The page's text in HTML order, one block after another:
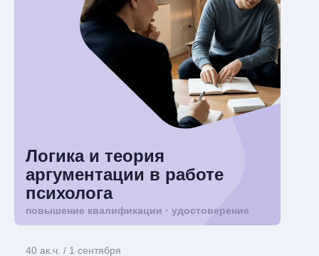
Логика и теория
аргументации в работе
психолога
повышение квалификации · удостоверение
40 ак.ч. / 1 сентября